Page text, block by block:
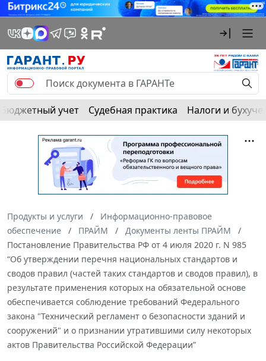
Бюджетный учет Судебная практика Налоги и
Продукты и услуги
Информационно-правовое
обеспечение
ПРАЙМ
Документы ленты ПРАЙМ
Постановление Правительства РФ от 4 июля 2020 г. N 985
“Об утверждении перечня национальных стандартов и
сводов правил (частей таких стандартов и сводов правил), в
результате применения которых на обязательной основе
обеспечивается соблюдение требований Федерального
закона "Технический регламент о безопасности зданий и
сооружений" и о признании утратившими силу некоторых
актов Правительства Российской Федерации”